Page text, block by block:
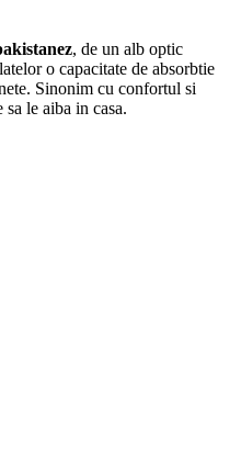
, de un alb optic
o capacitate de absorbtie
Sinonim cu confortul si
sa le aiba in casa.